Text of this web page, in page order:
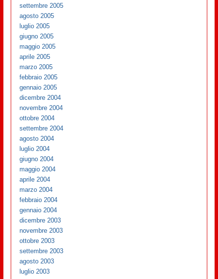
settembre 2005
agosto 2005
luglio 2005
giugno 2005
maggio 2005
aprile 2005
marzo 2005
febbraio 2005
gennaio 2005
dicembre 2004
novembre 2004
ottobre 2004
settembre 2004
agosto 2004
luglio 2004
giugno 2004
maggio 2004
aprile 2004
marzo 2004
febbraio 2004
gennaio 2004
dicembre 2003
novembre 2003
ottobre 2003
settembre 2003
agosto 2003
luglio 2003